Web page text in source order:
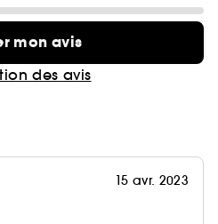
mon avis
des avis
15 avr. 2023